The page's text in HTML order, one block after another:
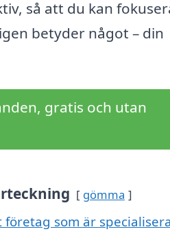
så att du kan
betyder något – din
gratis och utan
gömma
företag som är